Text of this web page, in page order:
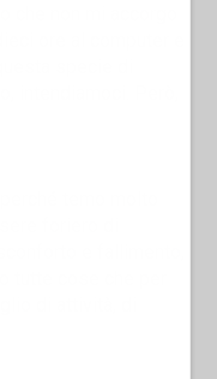
non mi accorgo
ore al computer e
specie di
intendiamoci. Però,
temo molto
foriero di
e fallimento,
cose che per
di attività, di